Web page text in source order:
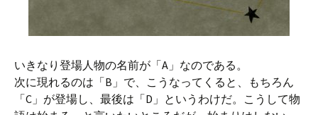
いきなり登場人物の名前が「A」なのである。
次に現れるのは「B」で、こうなってくると、もちろん
「C」が登場し、最後は「D」というわけだ。こうして物